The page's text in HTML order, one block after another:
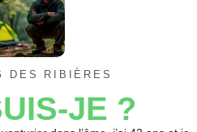
DES RIBIÈRES
JE ?